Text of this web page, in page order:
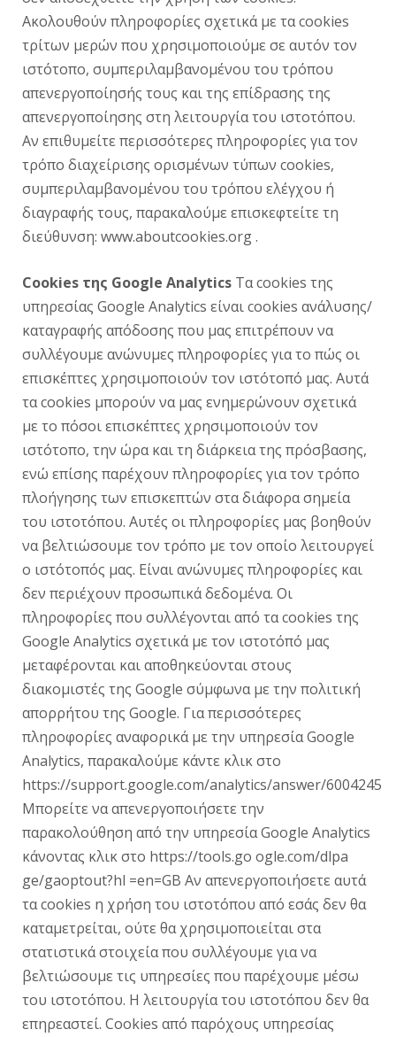
Ακολουθούν πληροφορίες σχετικά με τα cookies
τρίτων μερών που χρησιμοποιούμε σε αυτόν τον
ιστότοπο, συμπεριλαμβανομένου του τρόπου
απενεργοποίησής τους και της επίδρασης της
απενεργοποίησης στη λειτουργία του ιστοτόπου.
Αν επιθυμείτε περισσότερες πληροφορίες για τον
τρόπο διαχείρισης ορισμένων τύπων cookies,
συμπεριλαμβανομένου του τρόπου ελέγχου ή
διαγραφής τους, παρακαλούμε επισκεφτείτε τη
διεύθυνση: www.aboutcookies.org .
Cookies της Google Analytics Τα cookies της
υπηρεσίας Google Analytics είναι cookies ανάλυσης/
καταγραφής απόδοσης που μας επιτρέπουν να
συλλέγουμε ανώνυμες πληροφορίες για το πώς οι
επισκέπτες χρησιμοποιούν τον ιστότοπό μας. Αυτά
τα cookies μπορούν να μας ενημερώνουν σχετικά
με το πόσοι επισκέπτες χρησιμοποιούν τον
ιστότοπο, την ώρα και τη διάρκεια της πρόσβασης,
ενώ επίσης παρέχουν πληροφορίες για τον τρόπο
πλοήγησης των επισκεπτών στα διάφορα σημεία
του ιστοτόπου. Αυτές οι πληροφορίες μας βοηθούν
να βελτιώσουμε τον τρόπο με τον οποίο λειτουργεί
ο ιστότοπός μας. Είναι ανώνυμες πληροφορίες και
δεν περιέχουν προσωπικά δεδομένα. Οι
πληροφορίες που συλλέγονται από τα cookies της
Google Analytics σχετικά με τον ιστοτόπό μας
μεταφέρονται και αποθηκεύονται στους
διακομιστές της Google σύμφωνα με την πολιτική
απορρήτου της Google. Για περισσότερες
πληροφορίες αναφορικά με την υπηρεσία Google
Analytics, παρακαλούμε κάντε κλικ στο
https://support.google.com/analytics/answer/6004245
Μπορείτε να απενεργοποιήσετε την
παρακολούθηση από την υπηρεσία Google Analytics
κάνοντας κλικ στο https://tools.go ogle.com/dlpa
ge/gaoptout?hl =en=GB Αν απενεργοποιήσετε αυτά
τα cookies η χρήση του ιστοτόπου από εσάς δεν θα
καταμετρείται, ούτε θα χρησιμοποιείται στα
στατιστικά στοιχεία που συλλέγουμε για να
βελτιώσουμε τις υπηρεσίες που παρέχουμε μέσω
του ιστοτόπου. Η λειτουργία του ιστοτόπου δεν θα
επηρεαστεί. Cookies από παρόχους υπηρεσίας